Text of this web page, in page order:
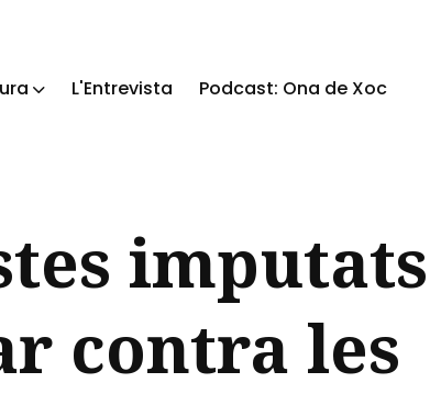
L'Entrevista Podcast: Ona de Xoc
imputats
contra les